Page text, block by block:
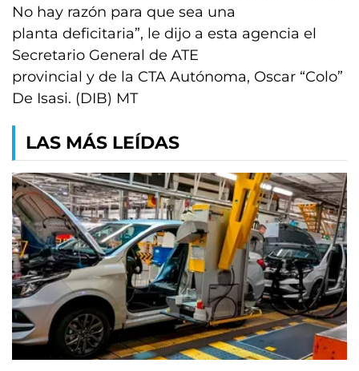
No hay razón para que sea una
planta deficitaria”, le dijo a esta agencia el
Secretario General de ATE
provincial y de la CTA Autónoma, Oscar “Colo”
De Isasi. (DIB) MT
LAS MÁS LEÍDAS